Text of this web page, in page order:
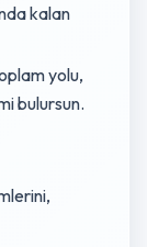
kalan
yolu,
bulursun.